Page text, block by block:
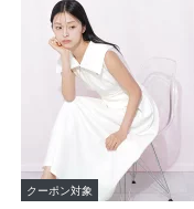
クーポン対象